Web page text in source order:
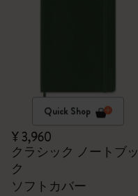
Quick Shop
¥ 3,960
クラシック ノートブッ
ク
ソフトカバー